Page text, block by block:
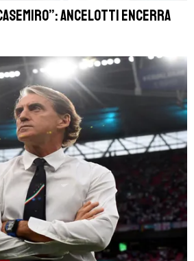
Ancelotti encerra